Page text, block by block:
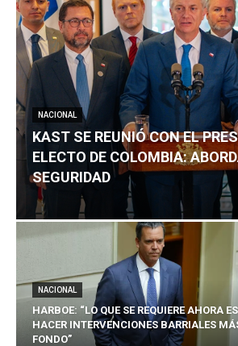
NACIONAL
KAST SE REUNIÓ CON EL
ELECTO DE COLOMBIA:
SEGURIDAD
NACIONAL
HARBOE: “LO QUE SE REQUIERE AHORA ES
HACER INTERVENCIONES BARRIALES
FONDO”